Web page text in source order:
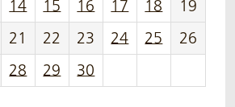
14 15 16 17 18
19
21 22 23 24 25
26
28 29 30